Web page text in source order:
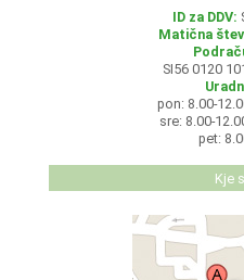
ID za DDV:
Matična
SI56 0120
pon: 8.00-
sre: 8.00-
pet:
Kje